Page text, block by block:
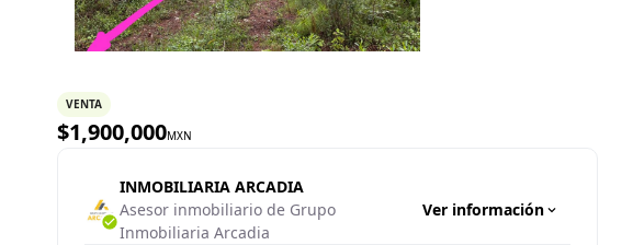
VENTA
$1,900,000MXN
INMOBILIARIA ARCADIA
Asesor inmobiliario de Grupo
Inmobiliaria Arcadia
Ver información